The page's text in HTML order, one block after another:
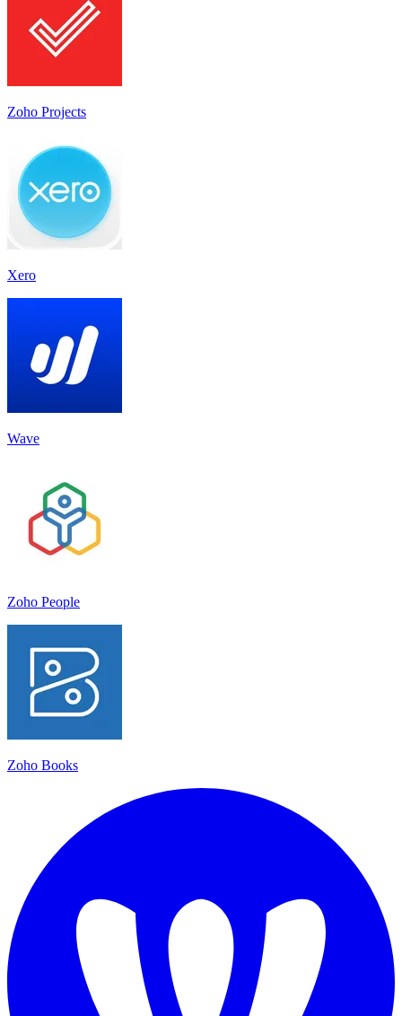
Zoho Projects
Xero
Wave
Zoho People
Zoho Books